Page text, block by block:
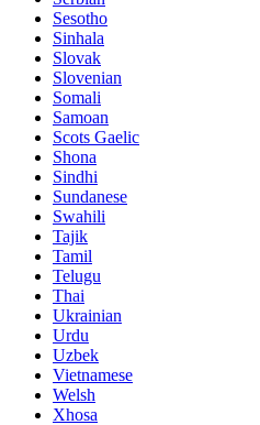
Sesotho
Sinhala
Slovak
Slovenian
Somali
Samoan
Scots Gaelic
Shona
Sindhi
Sundanese
Swahili
Tajik
Tamil
Telugu
Thai
Ukrainian
Urdu
Uzbek
Vietnamese
Welsh
Xhosa